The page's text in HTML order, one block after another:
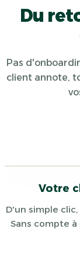
Du
Pas
client annote,
Votre
D'un simple
Sans compte